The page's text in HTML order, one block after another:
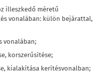
illeszkedő méretű
vonalában: külön bejárattal,
vonalában;
korszerűsítése;
kialakítása kerítésvonalban;